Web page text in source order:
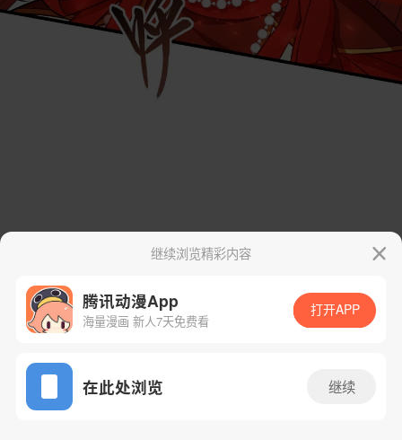
App免费看
继续浏览精彩内容
腾讯动漫App
海量漫画 新人7天免费看
打开APP
在此处浏览 继续